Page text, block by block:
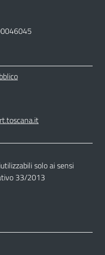
solo ai sensi
33/2013